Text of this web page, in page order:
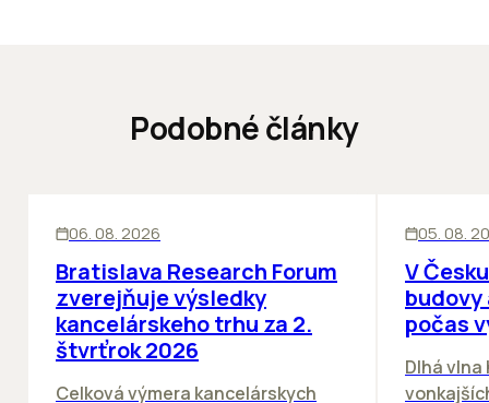
Podobné články
06. 08. 2026
Bratislava Research Forum
zverejňuje výsledky
kancelárskeho trhu za 2.
štvrťrok 2026
Celková výmera kancelárskych
05. 08.
V
počas
Dlhá